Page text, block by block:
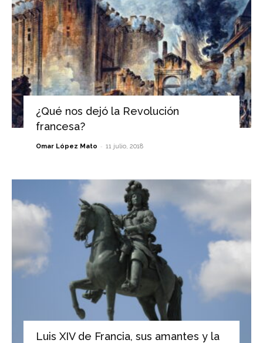
¿Qué nos dejó la Revolución
francesa?
Omar López Mato - 11 julio, 2018
Luis XIV de Francia, sus amantes y la